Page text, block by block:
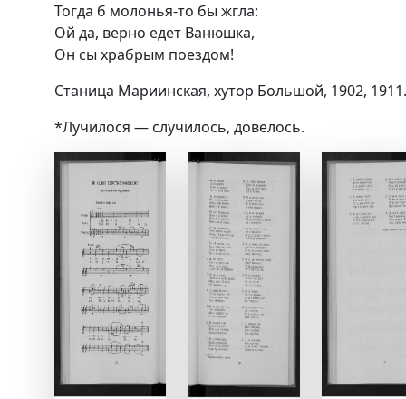
Тогда б молонья-то бы жгла:
Ой да, верно едет Ванюшка,
Он сы храбрым поездом!
Станица Мариинская, хутор Большой, 1902, 1911.
*Лучилося — случилось, довелось.